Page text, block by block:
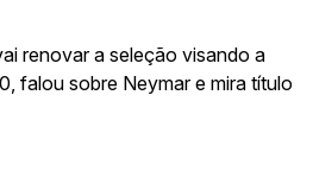
renovar a seleção visando a
falou sobre Neymar e mira título